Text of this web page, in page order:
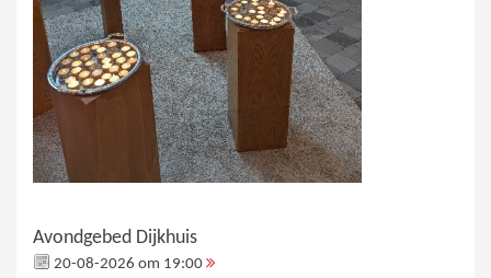
Avondgebed Dijkhuis
20-08-2026 om 19:00